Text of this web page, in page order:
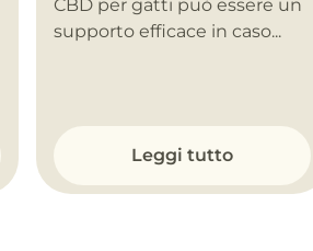
CBD per gatti può essere un
supporto efficace in caso...
Leggi tutto